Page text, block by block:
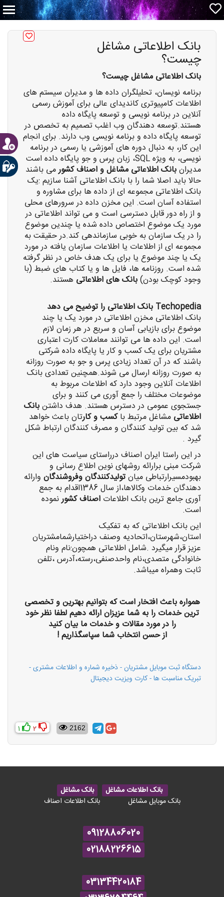
بانک اطلاعاتی مشاغل
چیست؟
بانک اطلاعاتی مشاغل چیست؟
برنامه نویسان، تحلیلگران داده ها و مدیران سیستم های
اطلاعات کامپیوتری کاندیدای عالی برای آموزش رسمی
آنلاین در برنامه نویسی و توسعه پایگاه داده
هستند.توسعه دهندگان وب اغلب تصمیم به تخصص در
توسعه پایگاه داده و برنامه نویسی وب دارند. برای انجام
این کار، به دنبال دوره های آموزشی یا رسمی در برنامه
نویسی، به ویژه SQL، زبان پرس و جو پایگاه داده است
مدیرانبانک اطلاعاتی مشاغل و اصناف کشورمی باشند
حالا باید اصلا شما را با بانک اطلاعاتی آشنا سازیم :یک
بانک اطلاعاتی مجموعه ای از داده ها برای مشاوره و
استفاده آسان است. این مخزن داده در سرورهای محلی
و از راه دور قابل دسترسی است و می تواند اطلاعاتی در
مورد یک موضوع اختصاص داده شده یا چندین موضوع
را در یک سازمان به خوبی سازماندهی کند.در حقیقت به
مجموعه ای از اطلاعات یا اطلاعات سازمان یافته در مورد
یک یا چند موضوع یا برای یک هدف خاص در نظر گرفته
شده است. روزنامه ها، فایل ها و یا کتاب های ضبط (با
وجود کوچک بودن)بانک های اطلاعاتی هستند.
Techopedia بانک اطلاعاتی را توضیح می دهد
بانک اطلاعاتی مخزن اطلاعاتی در مورد یک یا چند
موضوع برای بازیابی آسان و سریع در هر زمان لازم
است. این داده ها می توانند معاملات کارت اعتباری
مشتریان برای یک کسب و کار یا پایگاه داده شرکتی
باشند که در آن تعداد زیادی پرس و جو به صورت روزانه
به صورت روزانه ارسال می شوند.همچنین تعدادی بانک
اطلاعات آنلاین وجود دارد که اطلاعات مربوط به
موضوعات مختلف را جمع آوری می کنند و برای
جستجوی عمومی در دسترس هستند. هدف داشتنبانک
اطلاعاتی مشاغل مرتبط باکسب و کارتان باعث خواهد
شد که بین تولید کنندگان و مصرف کنندگان ارتباط شکل
گیرد .
در این راستا ایران اصناف درراستای سیاست های این
شرکت مبنی برارائه روشهای نوین اطلاع رسانی و
بهبودمسیرارتباطی میانتولیدکنندگان وفروشندگان وارائه
دهندگان خدمات وکالاها،از سال 1386اقدام به جمع
آوری جامع ترین بانک اطلاعات اصناف کشورنموده
است.
این بانک اطلاعاتی که به تفکیک
استان،شهرستان،اتحادیه وصنف دراختیارشمامشتریان
عزیز قرار میگیرد .شامل اطلاعاتی همچون:نام ونام
خانوادگی متصدی،نام واحدصنفی،رسته،آدرس ،تلفن
ثابت وهمراه میباشد.
همواره باعث افتخار است که بتوانیم بهترین و تخصصی
ترین خدمات را به شما عزیزان ارائه دهیم لطفا نظر خود
را در مورد مقالات و خدمات ما بیان کنید
از حسن انتخاب شما سپاسگذاریم !
دستگاه ثبت موبایل مشتریان - ذخیره شماره و اطلاعات مشتری -
تبریک مناسبت ها - کارت ویزیت دیجیتال
2162
2
1
بانک اطلاعات مشاغل
بانک مشاغل
بانک موبایل مشاغل
بانک اطلاعات اصناف
09128806020
02188226615
03134420184